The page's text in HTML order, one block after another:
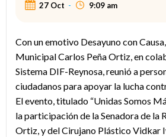
27 Oct - 9:09 am
Con un emotivo Desayuno con
Municipal Carlos Peña Ortiz, en
Sistema DIF-Reynosa, reunió a
ciudadanos para apoyar la lucha
El evento, titulado “Unidas Somos
la participación de la Senadora de la
Ortiz, y del Cirujano Plástico Vidkar